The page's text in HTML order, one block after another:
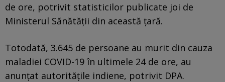
de ore, potrivit statisticilor publicate joi de
Ministerul Sănătăţii din această ţară.
Totodată, 3.645 de persoane au murit din cauza
maladiei COVID-19 în ultimele 24 de ore, au
anunţat autorităţile indiene, potrivit DPA.